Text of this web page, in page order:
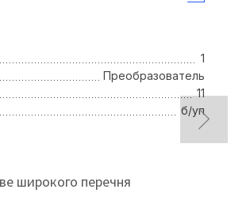
1
Преобразователь
11
б/уп
широкого перечня